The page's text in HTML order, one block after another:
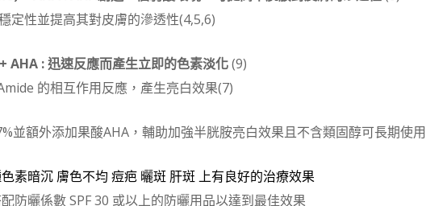
定性並提高其對皮膚的滲透性(4,5,6)
: 迅速反應而產生立即的色素淡化(9)
的相互作用反應，產生亮白效果(7)
並額外添加果酸AHA，輔助加強半胱胺亮白效果且不含類固醇可長期使用
素暗沉 膚色不均 痘疤 曬斑 肝斑 上有良好的治療效果
防曬係數 SPF 30 或以上的防曬用品以達到最佳效果